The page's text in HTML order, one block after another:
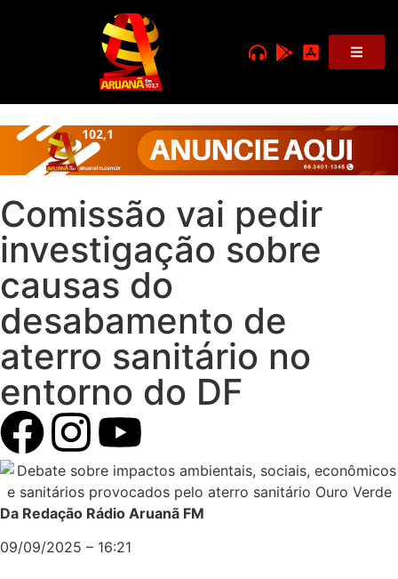
Comissão vai pedir
investigação sobre
causas do
desabamento de
aterro sanitário no
entorno do DF
Da Redação Rádio Aruanã FM
09/09/2025 – 16:21